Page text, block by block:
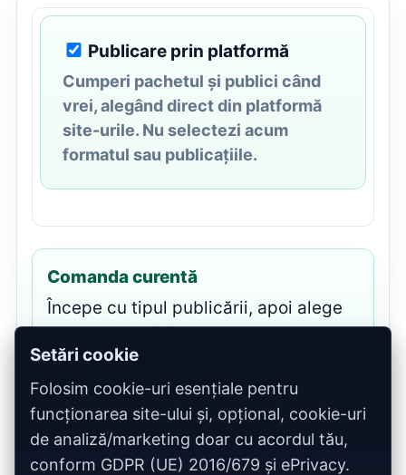
Publicare prin platformă
Cumperi pachetul și publici când
vrei, alegând direct din platformă
site-urile. Nu selectezi acum
formatul sau publicațiile.
Comanda curentă
Începe cu tipul publicării, apoi alege
pachetul potrivit pentru comandă.
Poți selecta publicațiile după nișă,
categorie și metrici SEO.
Totalul estimat cu TVA apare imediat
după selecție.
Setări cookie
Folosim cookie-uri esențiale pentru
funcționarea site-ului și, opțional, cookie-uri
de analiză/marketing doar cu acordul tău,
conform GDPR (UE) 2016/679 și ePrivacy.